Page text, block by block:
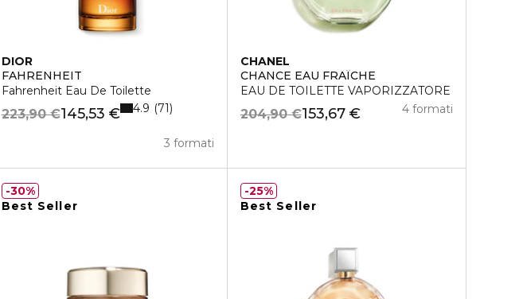
DIOR
FAHRENHEIT
Fahrenheit Eau De Toilette
145,53 €
223,90 €
3 formati
4.9 71
CHANEL
CHANCE EAU FRAÎCHE
EAU DE TOILETTE VAPORIZZATORE
153,67 €
204,90 € 4 formati
Best Seller
30%
Best Seller
25%